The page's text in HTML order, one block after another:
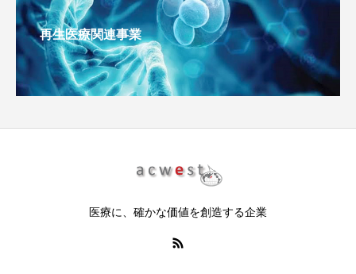
再生医療関連事業
医療に、確かな価値を創造する企業